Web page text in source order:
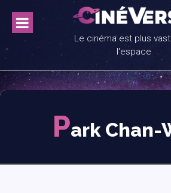
content
Le cinéma est plus
l'espace
Park Chan-